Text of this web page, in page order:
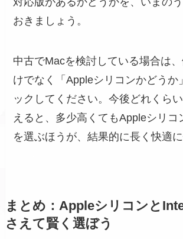
おきましょう。
中古でMacを検討している場合は
けでなく「Appleシリコンかどうか
ックしてください。今後どれくら
えると、多少高くてもAppleシリコ
を選ぶほうが、結果的に長く快適に
まとめ：Appleシリコンと
さえて賢く選ぼう